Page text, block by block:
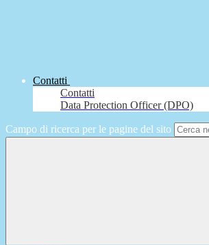
Contatti
Contatti
Data Protection Officer (DPO)
Campo di ricerca per le pagine del sito